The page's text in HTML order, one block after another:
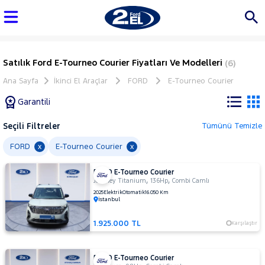
Satılık Ford E-Tourneo Courier Fiyatları Ve Modelleri (6)
Ana Sayfa İkinci El Araçlar FORD E-Tourneo Courier
Garantili
Tüm
AUDI
BMC
BMW
BYD
Seçili Filtreler Tümünü Temizle
FORD x E-Tourneo Courier x
FORD E-Tourneo Courier
Journey Titanium,136Hp,Combi Camlı
2025ElektrikOtomatik16.050 Km
İstanbul
1.925.000 TL Karşılaştır
FORD E-Tourneo Courier